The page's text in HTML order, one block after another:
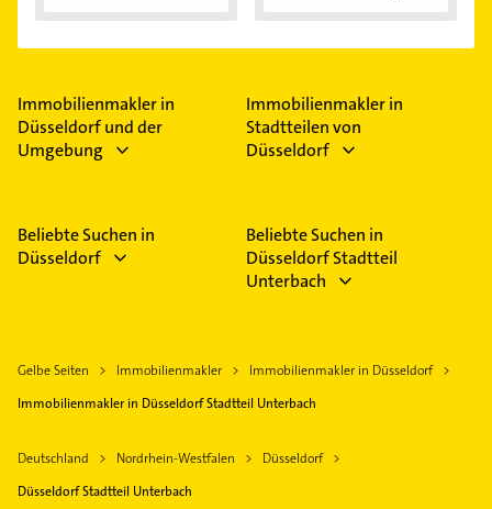
Immobilienmakler in
Düsseldorf und der
Umgebung
Immobilienmakler in
Stadtteilen von
Düsseldorf
Beliebte Suchen in
Düsseldorf
Beliebte Suchen in
Düsseldorf Stadtteil
Unterbach
Gelbe Seiten Immobilienmakler
Immobilienmakler in Düsseldorf
Immobilienmakler in Düsseldorf Stadtteil Unterbach
Deutschland Nordrhein-Westfalen
Düsseldorf
Düsseldorf Stadtteil Unterbach